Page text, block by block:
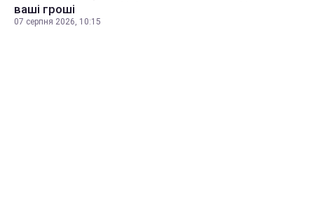
ваші гроші
07 серпня 2026, 10:15